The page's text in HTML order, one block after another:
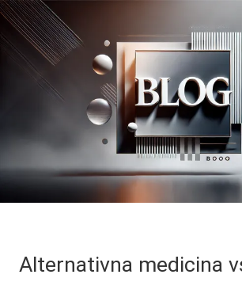
Alternativna medicina